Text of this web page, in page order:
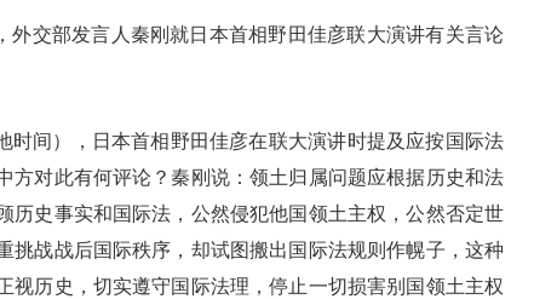
交部发言人秦刚就日本首相野田佳彦联大演讲有关言论
间），日本首相野田佳彦在联大演讲时提及应按国际法
方对此有何评论？秦刚说：领土归属问题应根据历史和法
历史事实和国际法，公然侵犯他国领土主权，公然否定世
挑战战后国际秩序，却试图搬出国际法规则作幌子，这种
视历史，切实遵守国际法理，停止一切损害别国领土主权